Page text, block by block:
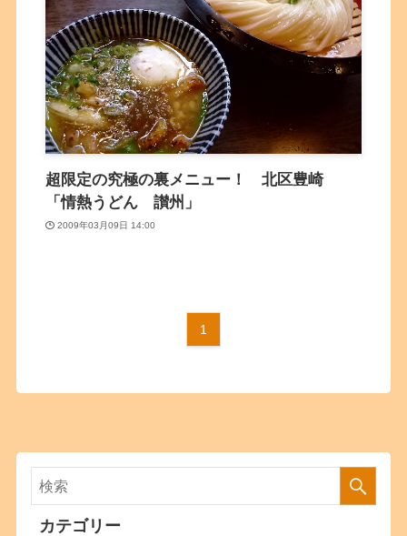
超限定の究極の裏メニュー！ 北区豊崎
「情熱うどん 讃州」
2009年03月09日 14:00
1
カテゴリー